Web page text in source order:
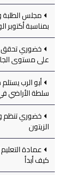
مجلس الطلبة
بمناسبة أكتوبر
على مستوى
أبو الرب
سلطة الأراضي
خضوري تنظم
الزيتون
عمادة
كيف أبدأ